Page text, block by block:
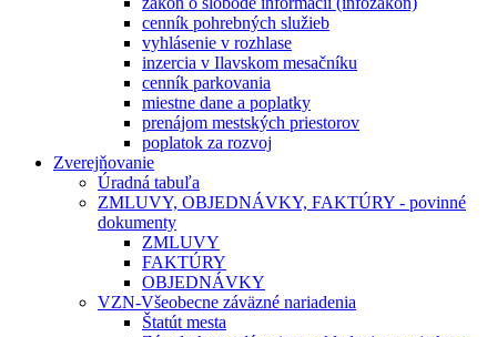
cenník pohrebných služieb
vyhlásenie v rozhlase
inzercia v Ilavskom mesačníku
cenník parkovania
miestne dane a poplatky
prenájom mestských priestorov
poplatok za rozvoj
Zverejňovanie
Úradná tabuľa
ZMLUVY, OBJEDNÁVKY, FAKTÚRY - povinné
dokumenty
ZMLUVY
FAKTÚRY
OBJEDNÁVKY
VZN-Všeobecne záväzné nariadenia
Štatút mesta